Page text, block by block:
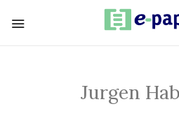
Jurgen